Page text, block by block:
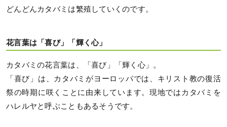
どんどんカタバミは繁殖していくのです。
花言葉は「喜び」「輝く心」
カタバミの花言葉は、「喜び」「輝く心」。
「喜び」は、カタバミがヨーロッパでは、キリスト教の復活
祭の時期に咲くことに由来しています。現地ではカタバミを
ハレルヤと呼ぶこともあるそうです。